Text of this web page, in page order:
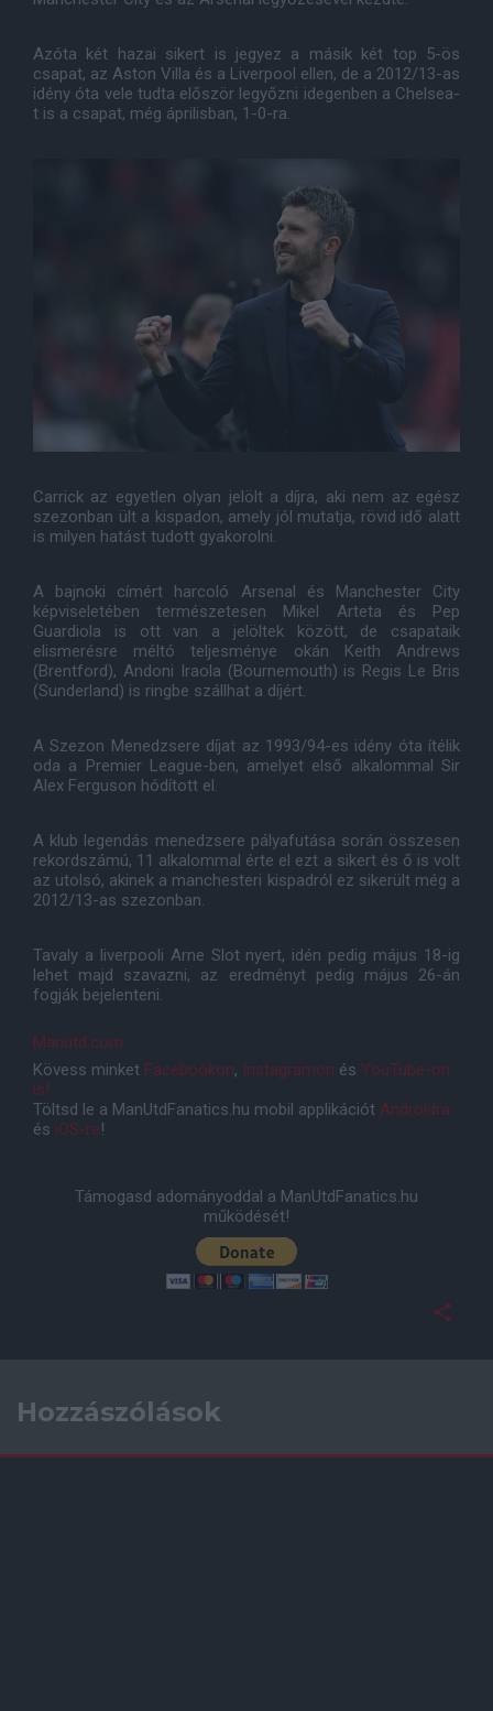
Azóta két hazai sikert is jegyez a másik két top 5-ös
csapat, az Aston Villa és a Liverpool ellen, de a 2012/13-as
idény óta vele tudta először legyőzni idegenben a Chelsea-
t is a csapat, még áprilisban, 1-0-ra.
Carrick az egyetlen olyan jelölt a díjra, aki nem az egész
szezonban ült a kispadon, amely jól mutatja, rövid idő alatt
is milyen hatást tudott gyakorolni.
A bajnoki címért harcoló Arsenal és Manchester City
képviseletében természetesen Mikel Arteta és Pep
Guardiola is ott van a jelöltek között, de csapataik
elismerésre méltó teljesménye okán Keith Andrews
(Brentford), Andoni Iraola (Bournemouth) is Regis Le Bris
(Sunderland) is ringbe szállhat a díjért.
A Szezon Menedzsere díjat az 1993/94-es idény óta ítélik
oda a Premier League-ben, amelyet első alkalommal Sir
Alex Ferguson hódított el.
A klub legendás menedzsere pályafutása során összesen
rekordszámú, 11 alkalommal érte el ezt a sikert és ő is volt
az utolsó, akinek a manchesteri kispadról ez sikerült még a
2012/13-as szezonban.
Tavaly a liverpooli Arne Slot nyert, idén pedig május 18-ig
lehet majd szavazni, az eredményt pedig május 26-án
fogják bejelenteni.
Manutd.com
Kövess minket Facebookon, Instagramon és YouTube-on
is!
Töltsd le a ManUtdFanatics.hu mobil applikációt Androidra
és iOS-re!
Támogasd adományoddal a ManUtdFanatics.hu
működését!
Hozzászólások